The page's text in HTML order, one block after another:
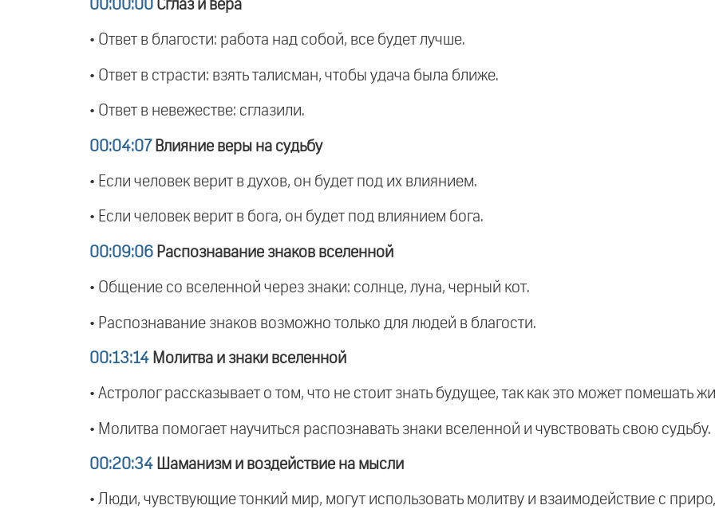
00:00:00 Сглаз и вера
• Ответ в благости: работа над собой, все будет лучше.
• Ответ в страсти: взять талисман, чтобы удача была ближе.
• Ответ в невежестве: сглазили.
00:04:07 Влияние веры на судьбу
• Если человек верит в духов, он будет под их влиянием.
• Если человек верит в бога, он будет под влиянием бога.
00:09:06 Распознавание знаков вселенной
• Общение со вселенной через знаки: солнце, луна, черный кот.
• Распознавание знаков возможно только для людей в благости.
00:13:14 Молитва и знаки вселенной
• Астролог рассказывает о том, что не стоит знать будущее, так как это может помешать
• Молитва помогает научиться распознавать знаки вселенной и чувствовать свою судьбу.
00:20:34 Шаманизм и воздействие на мысли
• Люди, чувствующие тонкий мир, могут использовать молитву и взаимодействие с